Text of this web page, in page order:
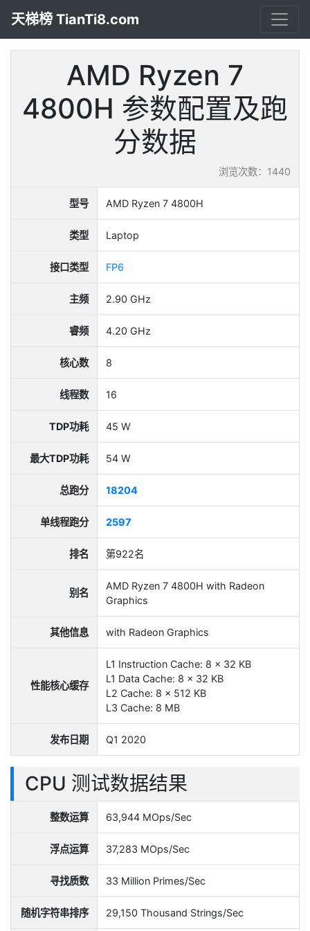
天梯榜 TianTi8.com
AMD Ryzen 7
4800H 参数配置及跑
分数据
浏览次数：1440
型号 AMD Ryzen 7 4800H
类型 Laptop
接口类型 FP6
主频 2.90 GHz
睿频 4.20 GHz
核心数 8
线程数 16
TDP功耗 45 W
最大TDP功耗 54 W
总跑分 18204
单线程跑分 2597
排名 第922名
别名
AMD Ryzen 7 4800H with Radeon
Graphics
其他信息 with Radeon Graphics
性能核心缓存
L1 Instruction Cache: 8 x 32 KB
L1 Data Cache: 8 x 32 KB
L2 Cache: 8 x 512 KB
L3 Cache: 8 MB
发布日期 Q1 2020
CPU 测试数据结果
整数运算 63,944 MOps/Sec
浮点运算 37,283 MOps/Sec
寻找质数 33 Million Primes/Sec
随机字符串排序 29,150 Thousand Strings/Sec